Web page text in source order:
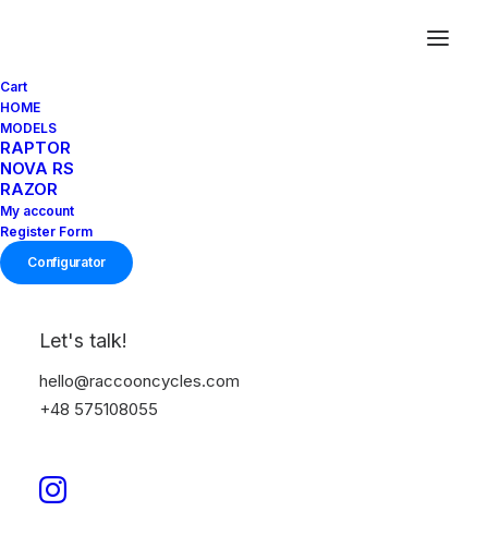
Cart
HOME
MODELS
RAPTOR
NOVA RS
RAZOR
My account
Register Form
Configurator
Let's talk!
hello@raccooncycles.com
+48 575108055
Dodatkowe informacje dla
użytkownika
01
zastosowań